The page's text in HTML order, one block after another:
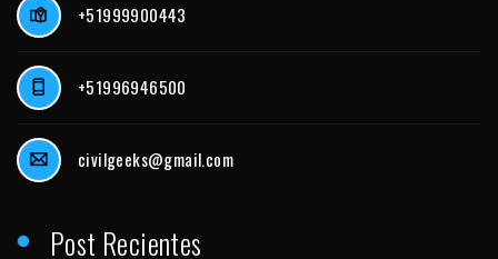
+51999900443
+51996946500
civilgeeks@gmail.com
Post Recientes